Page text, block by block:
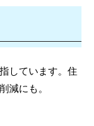
しています。住
減にも。